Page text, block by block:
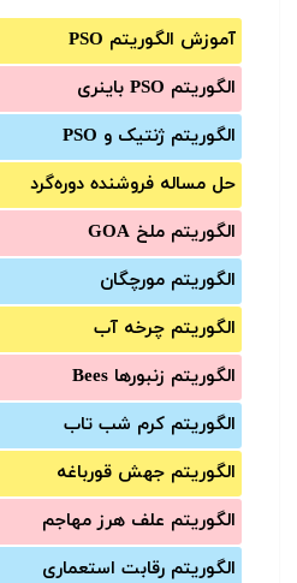
آموزش الگوریتم PSO
الگوریتم PSO باینری
الگوریتم ژنتیک و PSO
حل مساله فروشنده دوره‌گرد
الگوریتم ملخ GOA
الگوریتم مورچگان
الگوریتم چرخه آب
الگوریتم زنبورها Bees
الگوریتم کرم شب تاب
الگوریتم جهش قورباغه
الگوریتم علف هرز مهاجم
الگوریتم رقابت استعماری